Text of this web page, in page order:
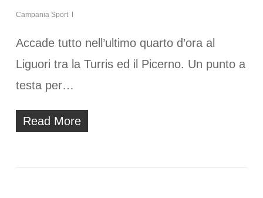
Campania Sport
Accade tutto nell’ultimo quarto d’ora al
Liguori tra la Turris ed il Picerno. Un punto a
testa per…
Read More